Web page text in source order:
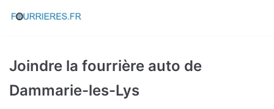
Aller
Joindre la fourrière auto de
Dammarie-les-Lys